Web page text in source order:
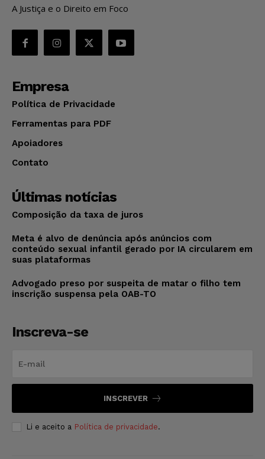
A Justiça e o Direito em Foco
Empresa
Política de Privacidade
Ferramentas para PDF
Apoiadores
Contato
Últimas notícias
Composição da taxa de juros
Meta é alvo de denúncia após anúncios com
conteúdo sexual infantil gerado por IA circularem em
suas plataformas
Advogado preso por suspeita de matar o filho tem
inscrição suspensa pela OAB-TO
Inscreva-se
INSCREVER
Li e aceito a Política de privacidade.